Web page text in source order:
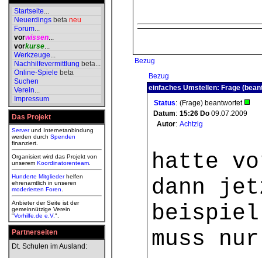
Startseite...
Neuerdings beta neu
Forum...
vorwissen...
vorkurse...
Werkzeuge...
Nachhilfevermittlung beta...
Online-Spiele beta
Suchen
Verein...
Impressum
Das Projekt
Serverund Internetanbindung
werden durch Spenden
finanziert.
Organisiert wird das Projekt von
unserem Koordinatorenteam
Hunderte Mitgliederhelfen
ehrenamtlich in unseren
moderierten Foren
Anbieter der Seite ist der
gemeinnützige Verein
"Vorhilfe.de e.V.".
Partnerseiten
Dt. Schulen im Ausland:
Bezug
Bezug
einfaches Umstellen: Frage
Status: (Frage) beantwortet
Datum: 15:26 Do 09.07.2009
Autor: Achtzig
hatte
dann
beispiel
muss